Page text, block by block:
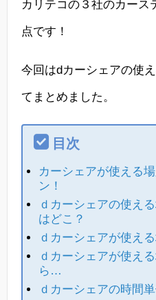
カリテコの３社のカース
点です！
今回はdカーシェアの使
てまとめました。
目次
カーシェアが使える
ン！
ｄカーシェアの使え
はどこ？
ｄカーシェアが使え
ｄカーシェアが使え
ら…
ｄカーシェアの時間